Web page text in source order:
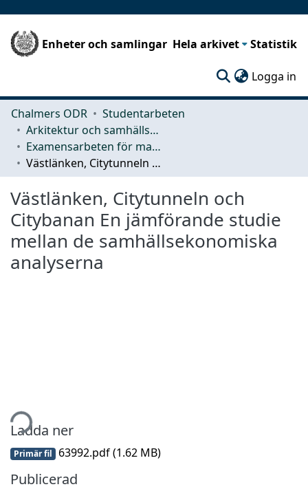
Enheter och samlingar Hela arkivet Statistik
Logga in
Chalmers ODR
Studentarbeten
Arkitektur och samhällsbyggnadsteknik (ACE)
Examensarbeten för masterexamen
Västlänken, Citytunneln och Citybanan En jämförande studie mellan de samhällsekonomiska analyserna
Västlänken, Citytunneln och
Citybanan En jämförande studie
mellan de samhällsekonomiska
analyserna
Ladda ner
Primär fil 63992.pdf(1.62 MB)
Publicerad